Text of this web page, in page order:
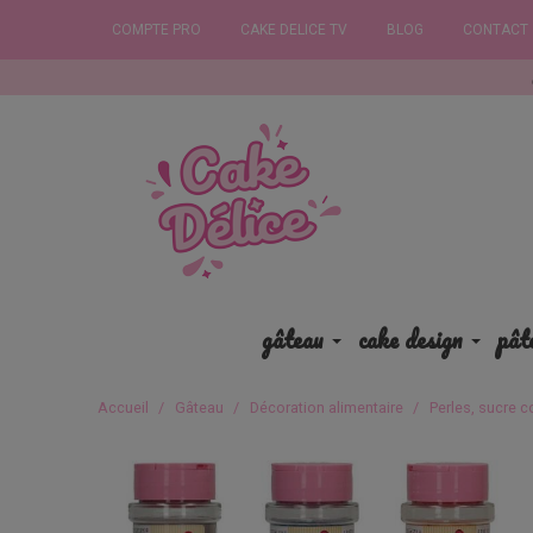
COMPTE PRO CAKE DELICE TV BLOG CONTACT
gâteau cake design
Accueil Gâteau Décoration alimentaire Perles, sucre